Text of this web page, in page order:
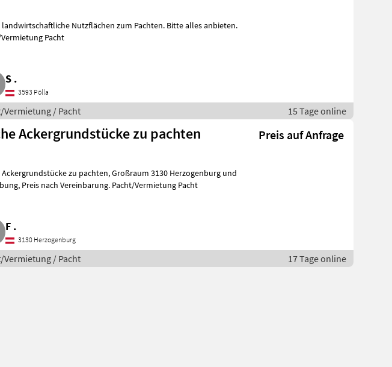
landwirtschaftliche Nutzflächen zum Pachten. Bitte alles anbieten.
Pacht
S .
3593 Pölla
Vermietung / Pacht 15 Tage online
Ackergrundstücke zu pachten Preis auf Anfrage
zu pachten, Großraum 3130 Herzogenburg und
Umgebung, Preis nach Vereinbarung. Pacht/Vermietung Pacht
F .
3130 Herzogenburg
Vermietung / Pacht 17 Tage online